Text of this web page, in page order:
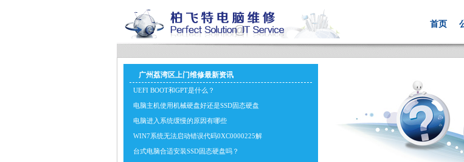
首页
广州荔湾区上门维修最新资讯
UEFI BOOT和GPT是什么？
电脑主机使用机械硬盘好还是SSD固态硬盘
电脑进入系统缓慢的原因有哪些
WIN7系统无法启动错误代码0XC0000225解
台式电脑合适安装SSD固态硬盘吗？